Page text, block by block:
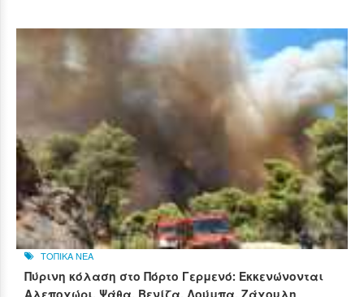
ΤΟΠΙΚΑ ΝΕΑ
Πύρινη κόλαση στο Πόρτο Γερμενό: Εκκενώνονται